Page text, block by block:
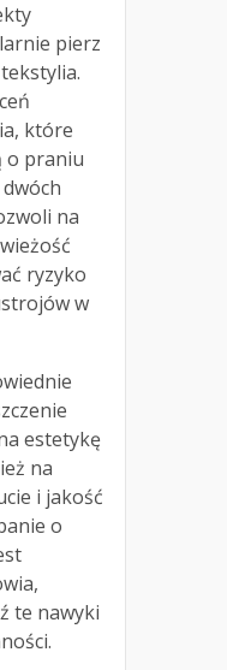
pierz
które
o praniu
na
ryzyko
w
estetykę
na
i jakość
o
te nawyki